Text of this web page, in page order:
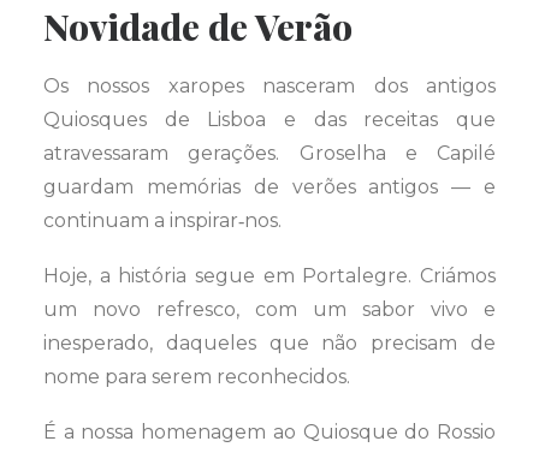
Novidade de Verão
Os nossos xaropes nasceram dos antigos
Quiosques de Lisboa e das receitas que
atravessaram gerações. Groselha e Capilé
guardam memórias de verões antigos — e
continuam a inspirar‑nos.
Hoje, a história segue em Portalegre. Criámos
um novo refresco, com um sabor vivo e
inesperado, daqueles que não precisam de
nome para serem reconhecidos.
É a nossa homenagem ao Quiosque do Rossio